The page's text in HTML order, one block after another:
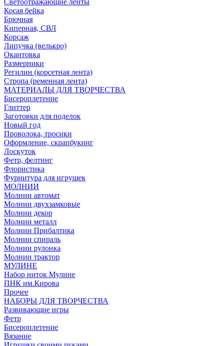
Светоотражающие ленты
Косая бейка
Брючная
Киперная, СВЛ
Корсаж
Липучка (велькро)
Окантовка
Размерники
Регилин (корсетная лента)
Стропа (ременная лента)
МАТЕРИАЛЫ ДЛЯ ТВОРЧЕСТВА
Бисероплетение
Глиттер
Заготовки для поделок
Новый год
Проволока, тросики
Оформление, скрапбукинг
Лоскуток
Фетр, фелтинг
Флористика
Фурнитура для игрушек
МОЛНИИ
Молнии автомат
Молнии двухзамковые
Молнии декор
Молнии металл
Молнии Прибалтика
Молнии спираль
Молнии рулонка
Молнии трактор
МУЛИНЕ
Набор ниток Мулине
ПНК им.Кирова
Прочее
НАБОРЫ ДЛЯ ТВОРЧЕСТВА
Развивающие игры
Фетр
Бисероплетение
Вязание